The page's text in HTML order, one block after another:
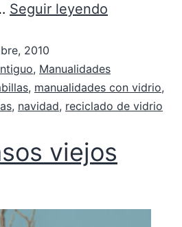
Seguir leyendo
2010
, Manualidades
, manualidades con vidrio,
, navidad, reciclado de vidrio
viejos